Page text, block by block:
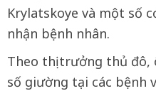
Krylatskoye và một số
nhận bệnh nhân.
Theo thị trưởng thủ đô,
số giường tại các bệnh